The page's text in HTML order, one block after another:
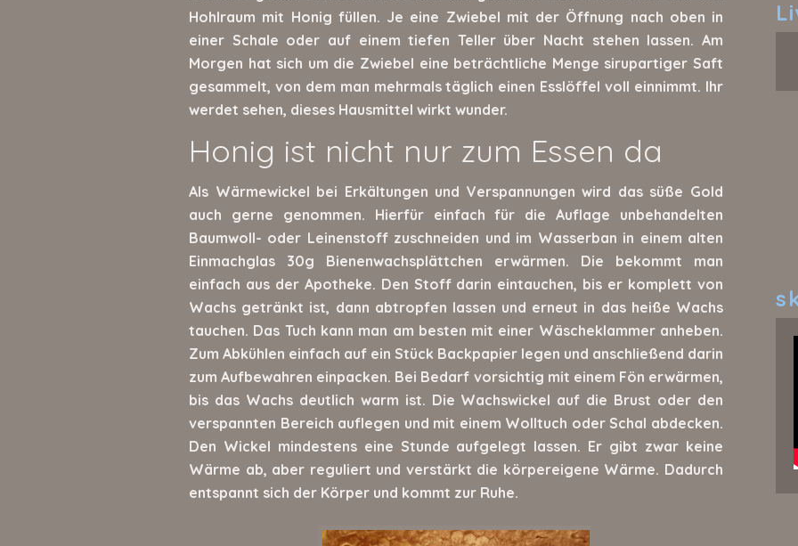
Hohlraum mit Honig füllen. Je eine Zwiebel mit der Öffnung nach oben in
einer Schale oder auf einem tiefen Teller über Nacht stehen lassen. Am
Morgen hat sich um die Zwiebel eine beträchtliche Menge sirupartiger Saft
gesammelt, von dem man mehrmals täglich einen Esslöffel voll einnimmt. Ihr
werdet sehen, dieses Hausmittel wirkt wunder.
Honig ist nicht nur zum Essen da
Als Wärmewickel bei Erkältungen und Verspannungen wird das süße Gold
auch gerne genommen. Hierfür einfach für die Auflage unbehandelten
Baumwoll- oder Leinenstoff zuschneiden und im Wasserban in einem alten
Einmachglas 30g Bienenwachsplättchen erwärmen. Die bekommt man
einfach aus der Apotheke. Den Stoff darin eintauchen, bis er komplett von
Wachs getränkt ist, dann abtropfen lassen und erneut in das heiße Wachs
tauchen. Das Tuch kann man am besten mit einer Wäscheklammer anheben.
Zum Abkühlen einfach auf ein Stück Backpapier legen und anschließend darin
zum Aufbewahren einpacken. Bei Bedarf vorsichtig mit einem Fön erwärmen,
bis das Wachs deutlich warm ist. Die Wachswickel auf die Brust oder den
verspannten Bereich auflegen und mit einem Wolltuch oder Schal abdecken.
Den Wickel mindestens eine Stunde aufgelegt lassen. Er gibt zwar keine
Wärme ab, aber reguliert und verstärkt die körpereigene Wärme. Dadurch
entspannt sich der Körper und kommt zur Ruhe.